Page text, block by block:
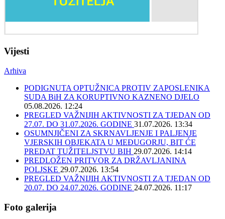
Vijesti
Arhiva
PODIGNUTA OPTUŽNICA PROTIV ZAPOSLENIKA
SUDA BiH ZA KORUPTIVNO KAZNENO DJELO
05.08.2026. 12:24
PREGLED VAŽNIJIH AKTIVNOSTI ZA TJEDAN OD
27.07. DO 31.07.2026. GODINE 31.07.2026. 13:34
OSUMNJIČENI ZA SKRNAVLJENJE I PALJENJE
VJERSKIH OBJEKATA U MEĐUGORJU, BIT ĆE
PREDAT TUŽITELJSTVU BIH 29.07.2026. 14:14
PREDLOŽEN PRITVOR ZA DRŽAVLJANINA
POLJSKE 29.07.2026. 13:54
PREGLED VAŽNIJIH AKTIVNOSTI ZA TJEDAN OD
20.07. DO 24.07.2026. GODINE 24.07.2026. 11:17
Foto galerija